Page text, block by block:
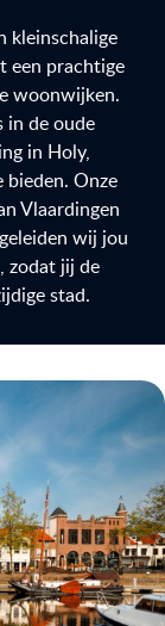
kleinschalige
een prachtige
woonwijken.
in de oude
in Holy,
Onze
Vlaardingen
wij jou
zodat jij de
stad.